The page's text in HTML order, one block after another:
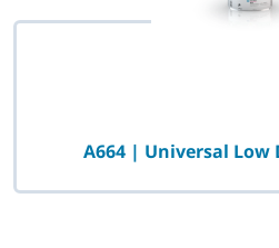
A664 | Universal Low